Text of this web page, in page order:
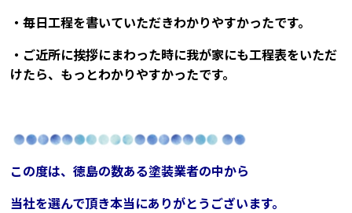
・毎日工程を書いていただきわかりやすかったです。
・ご近所に挨拶にまわった時に我が家にも工程表をいただ
けたら、もっとわかりやすかったです。
この度は、徳島の数ある塗装業者の中から
当社を選んで頂き本当にありがとうございます。